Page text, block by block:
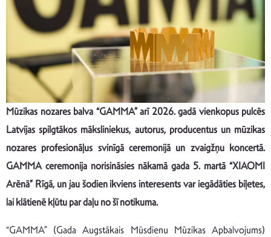
Mūzikas nozares balva “GAMMA” arī 2026. gadā vienkopus pulcēs
Latvijas spilgtākos māksliniekus, autorus, producentus un mūzikas
nozares profesionāļus svinīgā ceremonijā un zvaigžņu koncertā.
GAMMA ceremonija norisināsies nākamā gada 5. martā “XIAOMI
Arēnā” Rīgā, un jau šodien ikviens interesents var iegādāties biļetes,
lai klātienē kļūtu par daļu no šī notikuma.
“GAMMA” (Gada Augstākais Mūsdienu Mūzikas Apbalvojums)